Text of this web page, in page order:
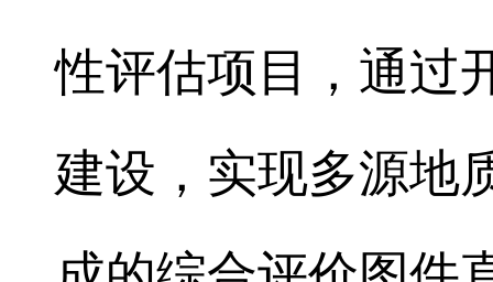
性评估项目，通过
建设，实现多源地